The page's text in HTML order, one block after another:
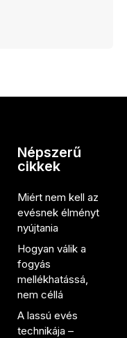
Népszerű
cikkek
Miért nem kell az
evésnek élményt
nyújtania
Hogyan válik a
fogyás
mellékhatássá,
nem céllá
A lassú evés
technikája –